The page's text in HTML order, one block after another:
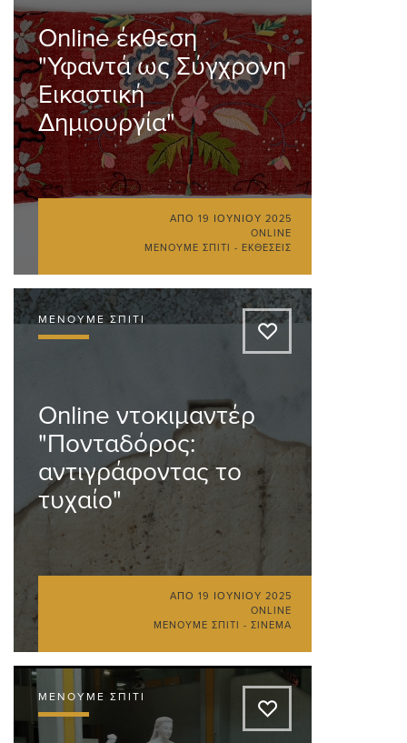
Online έκθεση
"Υφαντά ως Σύγχρονη
Εικαστική
Δημιουργία"
ΑΠΌ 19 ΙΟΥΝΊΟΥ 2025
ONLINE
ΜΈΝΟΥΜΕ ΣΠΊΤΙ - ΕΚΘΈΣΕΙΣ
ΜΈΝΟΥΜΕ ΣΠΊΤΙ
A
Online ντοκιμαντέρ
"Πονταδόρος:
αντιγράφοντας το
τυχαίο"
ΑΠΌ 19 ΙΟΥΝΊΟΥ 2025
ONLINE
ΜΈΝΟΥΜΕ ΣΠΊΤΙ - ΣΙΝΕΜΆ
ΜΈΝΟΥΜΕ ΣΠΊΤΙ
A